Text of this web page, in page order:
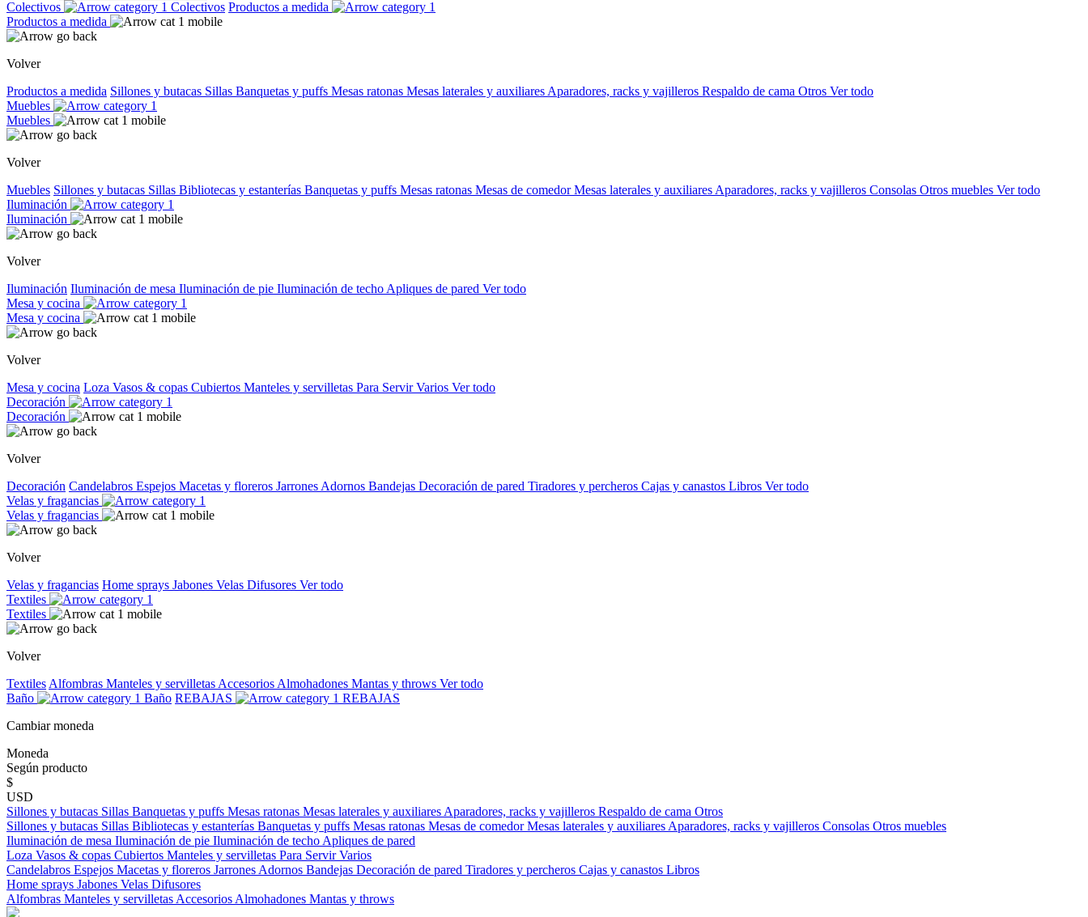
Colectivos Colectivos Productos a medida
Productos a medida
Volver
Productos a medida Sillones y butacas Sillas Banquetas y puffs Mesas ratonas Mesas laterales y auxiliares Aparadores, racks y vajilleros Respaldo de cama Otros Ver todo
Muebles
Muebles
Volver
Muebles Sillones y butacas Sillas Bibliotecas y estanterías Banquetas y puffs Mesas ratonas Mesas de comedorMesas laterales y auxiliares Aparadores, racks y vajilleros Consolas Otros muebles Ver todo
Iluminación
Iluminación
Volver
Iluminación Iluminación de mesa Iluminación de pie Iluminación de techo Apliques de pared Ver todo
Mesa y cocina
Mesa y cocina
Volver
Mesa y cocina Loza Vasos & copas Cubiertos Manteles y servilletas Para ServirVarios Ver todo
Decoración
Decoración
Volver
Decoración Candelabros Espejos Macetas y floreros Jarrones Adornos Bandejas Decoración de pared Tiradores y percheros Cajas y canastos Libros Ver todo
Velas y fragancias
Velas y fragancias
Volver
Velas y fragancias Home sprays Jabones Velas Difusores Ver todo
Textiles
Textiles
Volver
Textiles Alfombras Manteles y servilletas Accesorios Almohadones Mantas y throws Ver todo
Baño
Baño REBAJAS
REBAJAS
Cambiar moneda
Moneda
Según producto
$
USD
Sillones y butacas Sillas Banquetas y puffs Mesas ratonas Mesas laterales y auxiliares Aparadores, racks y vajilleros Respaldo de cama Otros
Sillones y butacas Sillas Bibliotecas y estanterías Banquetas y puffs Mesas ratonas Mesas de comedorMesas laterales y auxiliares Aparadores, racks y vajilleros Consolas Otros muebles
Iluminación de mesa Iluminación de pie Iluminación de techo Apliques de pared
Loza Vasos & copas Cubiertos Manteles y servilletas Para ServirVarios
Candelabros Espejos Macetas y floreros Jarrones Adornos Bandejas Decoración de pared Tiradores y percheros Cajas y canastos Libros
Home sprays Jabones Velas Difusores
Alfombras Manteles y servilletas Accesorios Almohadones Mantas y throws